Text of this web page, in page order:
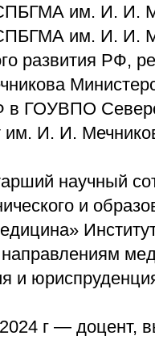
им. И. И.
им. И. И.
развития РФ,
в ГОУВПО
им. И. И.
научный
и
направлениям
и
г — доцент,